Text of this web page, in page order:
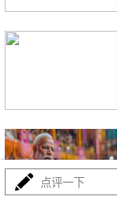
点评一下